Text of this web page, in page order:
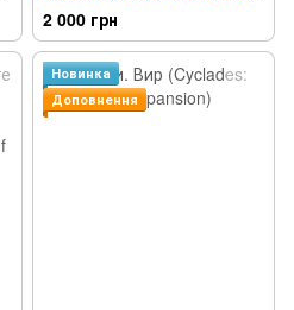
Box)
2 000 грн
Новинка
Доповнення